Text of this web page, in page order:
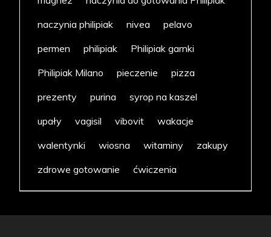
naczynia philipiak
nivea
pelavo
permen
philipiak
Philipiak garnki
Philipiak Milano
pieczenie
pizza
prezenty
purina
syrop na kaszel
upały
vagisil vibovit
wakacje
walentynki
wiosna witaminy
zakupy
zdrowe gotowanie
ćwiczenia